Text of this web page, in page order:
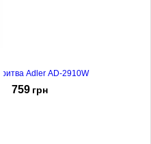
Бритва Adler AD-2910W
759 грн